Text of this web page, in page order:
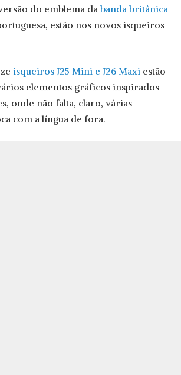
do emblema dabanda britânica
estão nos novos isqueiros
isqueiros J25 Mini e J26 Maxi estão
elementos gráficos inspirados
onde não falta, claro, várias
com a língua de fora.